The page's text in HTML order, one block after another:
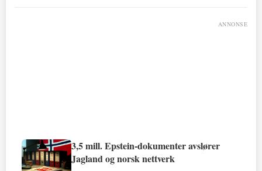
ANNONSE
3,5 mill. Epstein-dokumenter avslører
Jagland og norsk nettverk